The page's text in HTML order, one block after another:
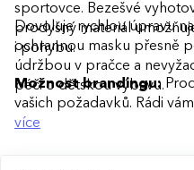
sportovce. Bezešvé
prodyšný materiál
i pohybu.
Dovoluje rychlou úpravu
ochrannou masku přesně
údržbou v pračce a
péči o dětskou výbavu.
Možnost brandingu:
vašich požadavků. Rádi
technologii potisku s
více